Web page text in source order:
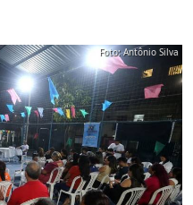
Foto: Antônio Silva